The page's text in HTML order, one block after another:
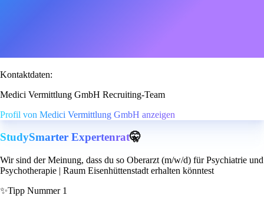
Kontaktdaten:
Medici Vermittlung GmbH Recruiting-Team
Profil von Medici Vermittlung GmbH anzeigen
StudySmarter Expertenrat🤫
Wir sind der Meinung, dass du so Oberarzt (m/w/d) für Psychiatrie und
Psychotherapie | Raum Eisenhüttenstadt erhalten könntest
✨Tipp Nummer 1